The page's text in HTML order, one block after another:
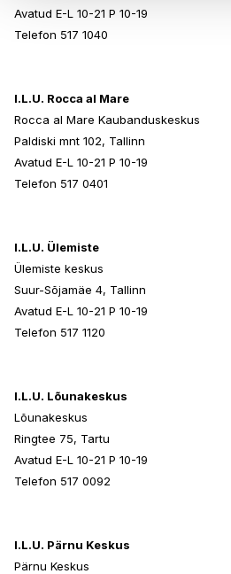
Avatud E-L 10-21 P 10-19
Telefon 517 1040
I.L.U. Rocca al Mare
Rocca al Mare Kaubanduskeskus
Paldiski mnt 102, Tallinn
Avatud E-L 10-21 P 10-19
Telefon 517 0401
I.L.U. Ülemiste
Ülemiste keskus
Suur-Sõjamäe 4, Tallinn
Avatud E-L 10-21 P 10-19
Telefon 517 1120
I.L.U. Lõunakeskus
Lõunakeskus
Ringtee 75, Tartu
Avatud E-L 10-21 P 10-19
Telefon 517 0092
I.L.U. Pärnu Keskus
Pärnu Keskus